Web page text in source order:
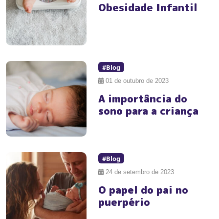
Obesidade Infantil
#Blog
01 de outubro de 2023
A importância do
sono para a criança
#Blog
24 de setembro de 2023
O papel do pai no
puerpério